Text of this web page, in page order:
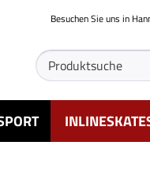
Besuchen Sie uns in